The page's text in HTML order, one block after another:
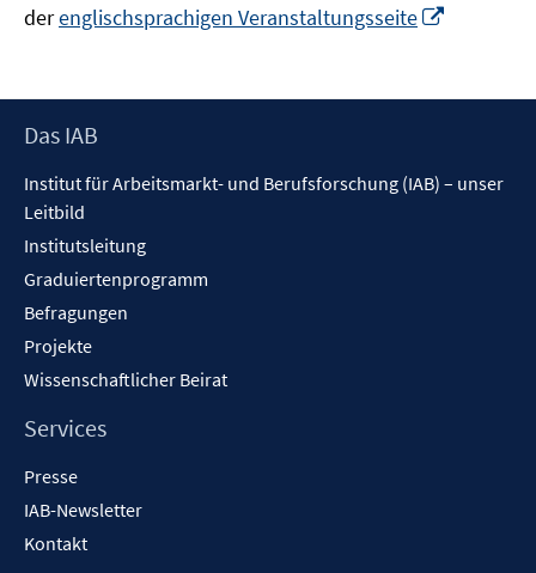
derenglischsprachigen Veranstaltungsseite
öffnen
Footer
Das IAB
Institut für Arbeitsmarkt- und Berufsforschung (IAB) – unser
Leitbild
Institutsleitung
Graduiertenprogramm
Befragungen
Projekte
Wissenschaftlicher Beirat
Services
Presse
IAB-Newsletter
Kontakt